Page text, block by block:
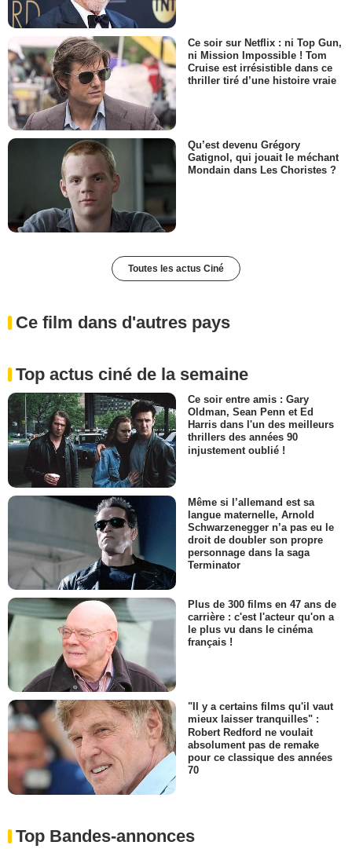
Ce soir sur Netflix : ni Top Gun,
ni Mission Impossible ! Tom
Cruise est irrésistible dans ce
thriller tiré d’une histoire vraie
Qu’est devenu Grégory
Gatignol, qui jouait le méchant
Mondain dans Les Choristes ?
Toutes les actus Ciné
Ce film dans d'autres pays
Top actus ciné de la semaine
Ce soir entre amis : Gary
Oldman, Sean Penn et Ed
Harris dans l'un des meilleurs
thrillers des années 90
injustement oublié !
Même si l’allemand est sa
langue maternelle, Arnold
Schwarzenegger n’a pas eu le
droit de doubler son propre
personnage dans la saga
Terminator
Plus de 300 films en 47 ans de
carrière : c'est l'acteur qu'on a
le plus vu dans le cinéma
français !
"Il y a certains films qu'il vaut
mieux laisser tranquilles" :
Robert Redford ne voulait
absolument pas de remake
pour ce classique des années
70
Top Bandes-annonces